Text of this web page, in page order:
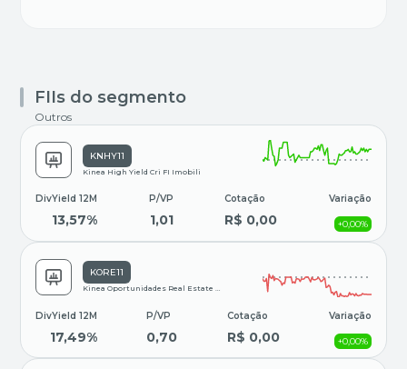
FIIs do segmento
Outros
KNHY11
Kinea High Yield Cri FI Imobili
DivYield 12M
13,57%
P/VP
1,01
Cotação
R$ 0,00
Variação
+0,00%
KORE11
Kinea Oportunidades Real Estate FII - Resp Limitad
DivYield 12M
17,49%
P/VP
0,70
Cotação
R$ 0,00
Variação
+0,00%